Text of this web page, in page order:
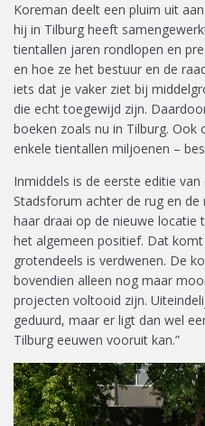
Koreman deelt een pluim uit
hij in Tilburg heeft
tientallen jaren rondlopen en
en hoe ze het bestuur en de
iets dat je vaker ziet bij
die echt toegewijd zijn.
boeken zoals nu in Tilburg.
enkele tientallen miljoenen –
Inmiddels is de eerste editie
Stadsforum achter de rug en
haar draai op de nieuwe locatie
het algemeen positief. Dat
grotendeels is verdwenen. De
bovendien alleen nog maar
projecten voltooid zijn.
geduurd, maar er ligt dan wel
Tilburg eeuwen vooruit kan.”